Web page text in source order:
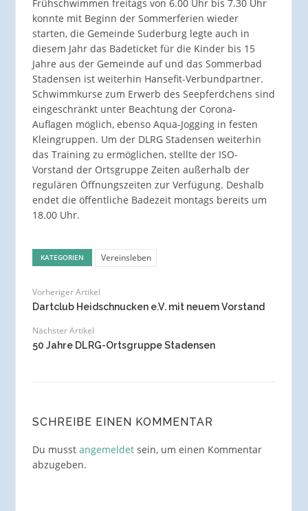
Frühschwimmen freitags von 6.00 Uhr bis 7.30 Uhr
konnte mit Beginn der Sommerferien wieder
starten, die Gemeinde Suderburg legte auch in
diesem Jahr das Badeticket für die Kinder bis 15
Jahre aus der Gemeinde auf und das Sommerbad
Stadensen ist weiterhin Hansefit-Verbundpartner.
Schwimmkurse zum Erwerb des Seepferdchens sind
eingeschränkt unter Beachtung der Corona-
Auflagen möglich, ebenso Aqua-Jogging in festen
Kleingruppen. Um der DLRG Stadensen weiterhin
das Training zu ermöglichen, stellte der ISO-
Vorstand der Ortsgruppe Zeiten außerhalb der
regulären Öffnungszeiten zur Verfügung. Deshalb
endet die öffentliche Badezeit montags bereits um
18.00 Uhr.
KATEGORIEN Vereinsleben
Vorheriger Artikel
Dartclub Heidschnucken e.V. mit neuem Vorstand
Nächster Artikel
50 Jahre DLRG-Ortsgruppe Stadensen
SCHREIBE EINEN KOMMENTAR
Du musst angemeldetsein, um einen Kommentar
abzugeben.